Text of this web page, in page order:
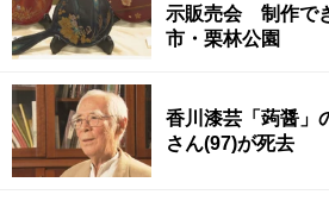
示販売会 制作で
市・栗林公園
香川漆芸「蒟醤」
さん(97)が死去